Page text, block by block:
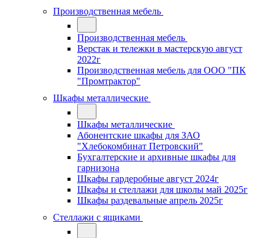
Производственная мебель
Производственная мебель
Верстак и тележки в мастерскую август
2022г
Производственная мебель для ООО "ПК
"Промтрактор"
Шкафы металлические
Шкафы металлические
Абонентские шкафы для ЗАО
"Хлебокомбинат Петровский"
Бухгалтерские и архивные шкафы для
гарнизона
Шкафы гардеробные август 2024г
Шкафы и стеллажи для школы май 2025г
Шкафы раздевальные апрель 2025г
Стеллажи с ящиками